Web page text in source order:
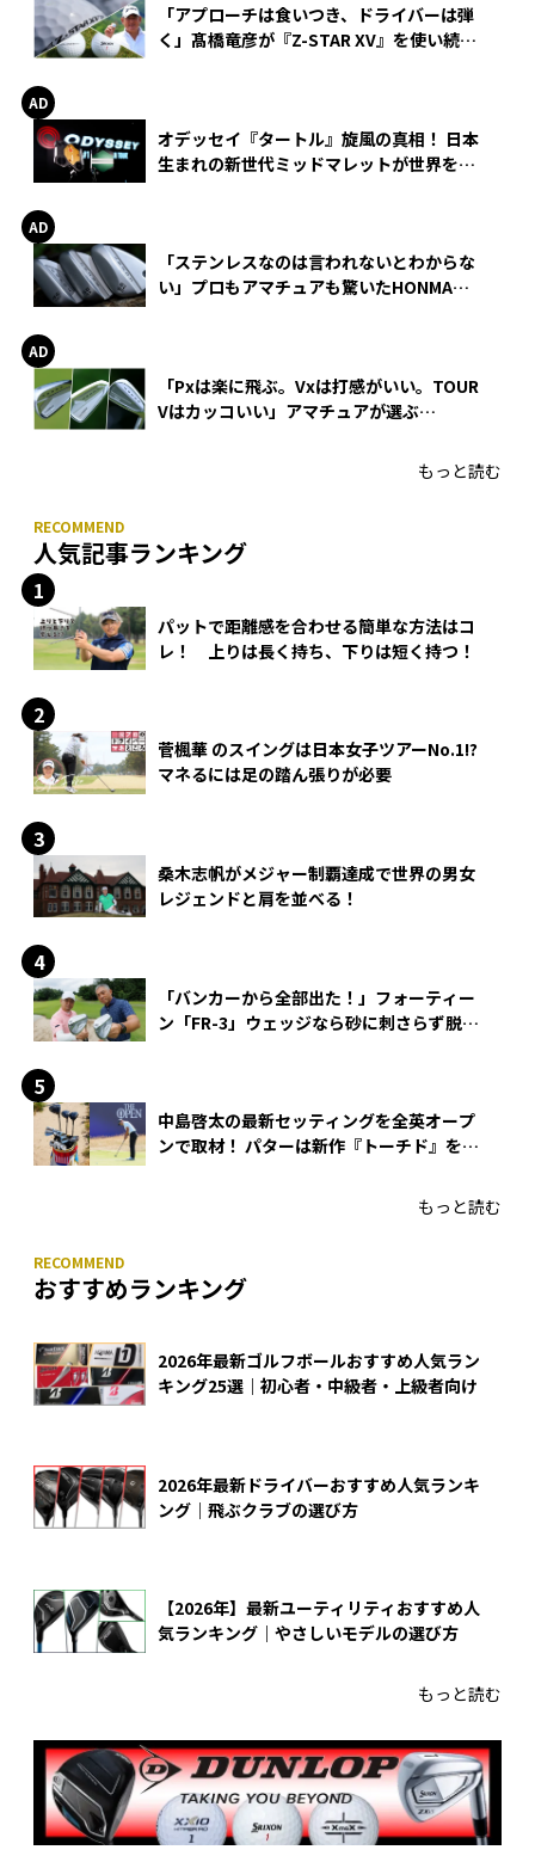
「アプローチは食いつき、ドライバーは弾
く」髙橋竜彦が『Z-STAR XV』を使い続け
オデッセイ『タートル』旋風の真相！ 日本
生まれの新世代ミッドマレットが世界を席
「ステンレスなのは言われないとわからな
い」プロもアマチュアも驚いたHONMA
「Pxは楽に飛ぶ。Vxは打感がいい。TOUR
Vはカッコいい」アマチュアが選ぶ
もっと読む
人気記事ランキング
パットで距離感を合わせる簡単な方法はコ
レ！ 上りは長く持ち、下りは短く持つ！
菅楓華 のスイングは日本女子ツアーNo.1!?
マネるには足の踏ん張りが必要
桑木志帆がメジャー制覇達成で世界の男女
レジェンドと肩を並べる！
「バンカーから全部出た！」フォーティー
ン「FR-3」ウェッジなら砂に刺さらず脱出
中島啓太の最新セッティングを全英オープ
ンで取材！ パターは新作『トーチド』を投
もっと読む
おすすめランキング
2026年最新ゴルフボールおすすめ人気ラン
キング25選｜初心者・中級者・上級者向け
2026年最新ドライバーおすすめ人気ランキ
ング｜飛ぶクラブの選び方
【2026年】最新ユーティリティおすすめ人
気ランキング｜やさしいモデルの選び方
もっと読む